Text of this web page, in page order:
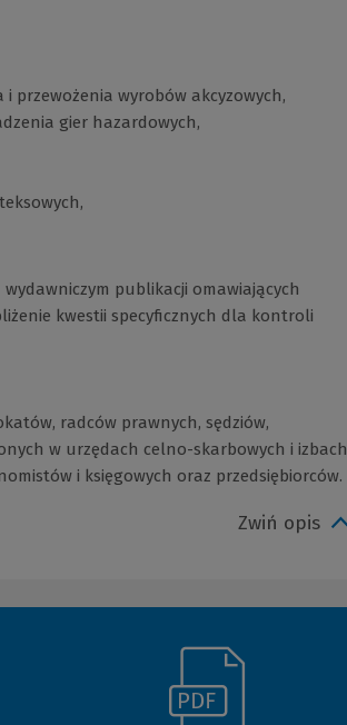
przewożenia wyrobów akcyzowych,
gier hazardowych,
publikacji omawiających
kwestii specyficznych dla kontroli
radców prawnych, sędziów,
w urzędach celno-skarbowych i izbach
i księgowych oraz przedsiębiorców.
Zwiń opis
(Link